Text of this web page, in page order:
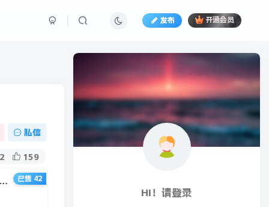
发布 开通会员
私信
159
（1905期）轻松赚钱的修图变现项目：10秒修出高点赞能赚钱的照片（18节视频课）
已售 42
HI！请登录